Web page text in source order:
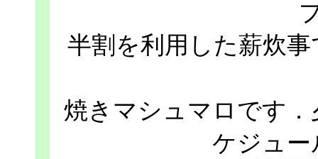
半割を利用した薪炊
焼きマシュマロです
ケジュ